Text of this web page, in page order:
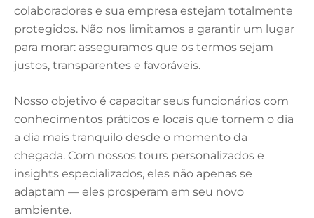
colaboradores e sua empresa estejam totalmente
protegidos. Não nos limitamos a garantir um lugar
para morar: asseguramos que os termos sejam
justos, transparentes e favoráveis.
Nosso objetivo é capacitar seus funcionários com
conhecimentos práticos e locais que tornem o dia
a dia mais tranquilo desde o momento da
chegada. Com nossos tours personalizados e
insights especializados, eles não apenas se
adaptam — eles prosperam em seu novo
ambiente.